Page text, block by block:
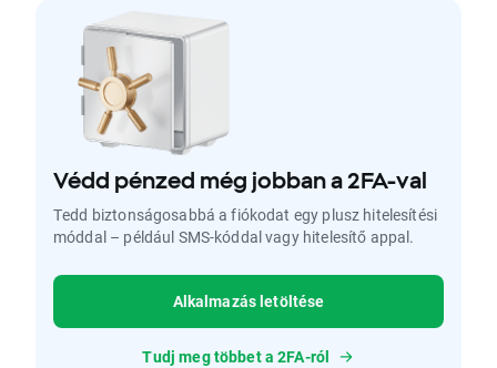
Védd pénzed még jobban a 2FA-val
Tedd biztonságosabbá a fiókodat egy plusz hitelesítési
móddal – például SMS-kóddal vagy hitelesítő appal.
Alkalmazás letöltése
Tudj meg többet a 2FA-ról